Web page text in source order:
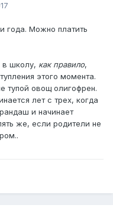
года. Можно платить
в школу, как правило,
этого момента.
тупой овощ олигофрен.
лет с трех, когда
и начинает
же, если родители не